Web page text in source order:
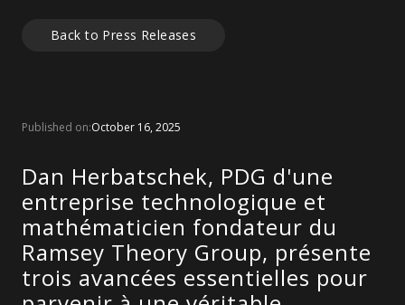
Back to Press Releases
Published on:October 16, 2025
Dan Herbatschek, PDG d'une
entreprise technologique et
mathématicien fondateur du
Ramsey Theory Group, présente
trois avancées essentielles pour